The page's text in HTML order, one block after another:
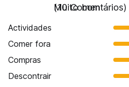
Muito bom
(10 Comentários)
Actividades
Comer fora
Compras
Descontrair